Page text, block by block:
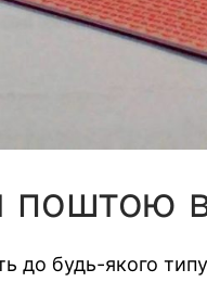
поштою
до будь-якого